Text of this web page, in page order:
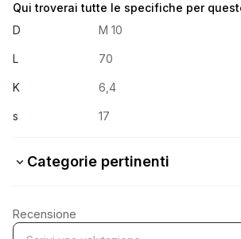
Qui troverai tutte le specifiche per
D
M 10
L 70
K 6,4
s 17
Categorie pertinenti
8.8 Stahl verzinkt
Recensione